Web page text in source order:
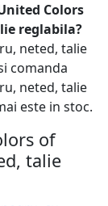
Colors
reglabila?
neted, talie
comanda
neted, talie
este in stoc.
of
talie